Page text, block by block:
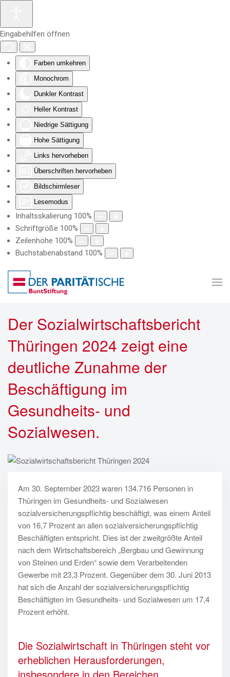
Eingabehilfen öffnen
Farben umkehren
Monochrom
Dunkler Kontrast
Heller Kontrast
Niedrige Sättigung
Hohe Sättigung
Links hervorheben
Überschriften hervorheben
Bildschirmleser
Lesemodus
Inhaltsskalierung 100%
Schriftgröße 100%
Zeilenhöhe 100%
Buchstabenabstand 100%
Der Sozialwirtschaftsbericht
Thüringen 2024 zeigt eine
deutliche Zunahme der
Beschäftigung im
Gesundheits- und
Sozialwesen.
Am 30. September 2023 waren 134.716 Personen in
Thüringen im Gesundheits- und Sozialwesen
sozialversicherungspflichtig beschäftigt, was einem Anteil
von 16,7 Prozent an allen sozialversicherungspflichtig
Beschäftigten entspricht. Dies ist der zweitgrößte Anteil
nach dem Wirtschaftsbereich „Bergbau und Gewinnung
von Steinen und Erden“ sowie dem Verarbeitenden
Gewerbe mit 23,3 Prozent. Gegenüber dem 30. Juni 2013
hat sich die Anzahl der sozialversicherungspflichtig
Beschäftigten im Gesundheits- und Sozialwesen um 17,4
Prozent erhöht.
Die Sozialwirtschaft in Thüringen steht vor
erheblichen Herausforderungen,
insbesondere in den Bereichen